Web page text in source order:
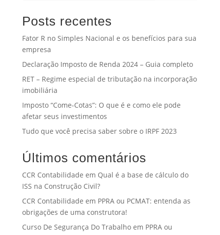
Posts recentes
Fator R no Simples Nacional e os benefícios para sua
empresa
Declaração Imposto de Renda 2024 – Guia completo
RET – Regime especial de tributação na incorporação
imobiliária
Imposto “Come-Cotas”: O que é e como ele pode
afetar seus investimentos
Tudo que você precisa saber sobre o IRPF 2023
Últimos comentários
CCR Contabilidade em Qual é a base de cálculo do
ISS na Construção Civil?
CCR Contabilidade em PPRA ou PCMAT: entenda as
obrigações de uma construtora!
Curso De Segurança Do Trabalhoem PPRA ou